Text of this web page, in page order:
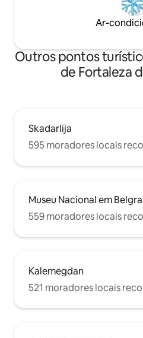
Ar-
Outros pontos
de Fortaleza
Skadarlija
595 moradores locais
Museu Nacional em
559 moradores locais
Kalemegdan
521 moradores locais